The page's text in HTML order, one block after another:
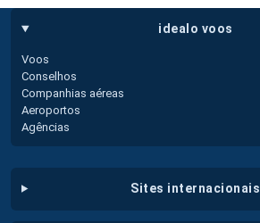
idealo voos
Voos
Conselhos
Companhias aéreas
Aeroportos
Agências
sites internacionais